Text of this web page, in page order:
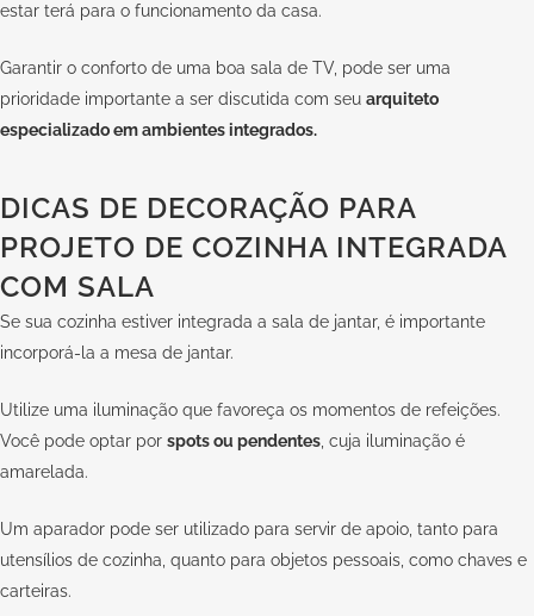
estar terá para o funcionamento da casa.
Garantir o conforto de uma boa sala de TV, pode ser uma
prioridade importante a ser discutida com seu arquiteto
especializado em ambientes integrados.
DICAS DE DECORAÇÃO PARA
PROJETO DE COZINHA INTEGRADA
COM SALA
Se sua cozinha estiver integrada a sala de jantar, é importante
incorporá-la a mesa de jantar.
Utilize uma iluminação que favoreça os momentos de refeições.
Você pode optar por spots ou pendentes , cuja iluminação é
amarelada.
Um aparador pode ser utilizado para servir de apoio, tanto para
utensílios de cozinha, quanto para objetos pessoais, como chaves e
carteiras.